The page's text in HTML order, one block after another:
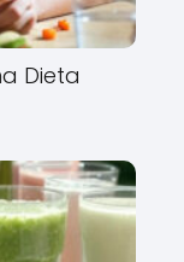
Dieta